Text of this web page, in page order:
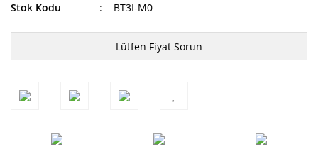
Stok Kodu
BT3I-M0
Lütfen Fiyat Sorun